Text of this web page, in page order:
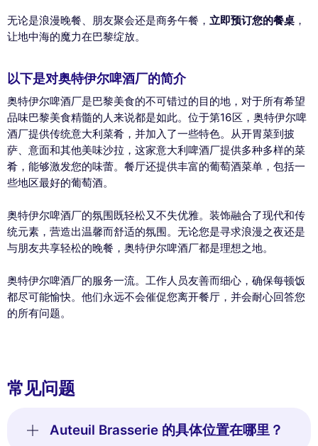
无论是浪漫晚餐、朋友聚会还是商务午餐， 立即预订您的餐桌 ，
让地中海的魔力在巴黎绽放。
以下是对奥特伊尔啤酒厂的简介
奥特伊尔啤酒厂是巴黎美食的不可错过的目的地，对于所有希望
品味巴黎美食精髓的人来说都是如此。位于第16区，奥特伊尔啤
酒厂提供传统意大利菜肴，并加入了一些特色。从开胃菜到披
萨、意面和其他美味沙拉，这家意大利啤酒厂提供多种多样的菜
肴，能够激发您的味蕾。餐厅还提供丰富的葡萄酒菜单，包括一
些地区最好的葡萄酒。
奥特伊尔啤酒厂的氛围既轻松又不失优雅。装饰融合了现代和传
统元素，营造出温馨而舒适的氛围。无论您是寻求浪漫之夜还是
与朋友共享轻松的晚餐，奥特伊尔啤酒厂都是理想之地。
奥特伊尔啤酒厂的服务一流。工作人员友善而细心，确保每顿饭
都尽可能愉快。他们永远不会催促您离开餐厅，并会耐心回答您
的所有问题。
常见问题
Auteuil Brasserie 的具体位置在哪里？